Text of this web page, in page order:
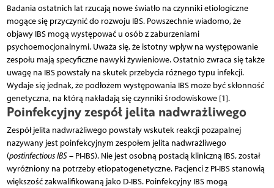
Badania ostatnich lat rzucają nowe światło na czynniki etiologiczne
mogące się przyczynić do rozwoju IBS. Powszechnie wiadomo, że
objawy IBS mogą występować u osób z zaburzeniami
psychoemocjonalnymi. Uważa się, że istotny wpływ na występowanie
zespołu mają specyficzne nawyki żywieniowe. Ostatnio zwraca się także
uwagę na IBS powstały na skutek przebycia różnego typu infekcji.
Wydaje się jednak, że podłożem występowania IBS może być skłonność
genetyczna, na którą nakładają się czynniki środowiskowe [1].
Poinfekcyjny zespół jelita nadwrażliwego
Zespół jelita nadwrażliwego powstały wskutek reakcji pozapalnej
nazywany jest poinfekcyjnym zespołem jelita nadwrażliwego
(postinfectious IBS– PI-IBS). Nie jest osobną postacią kliniczną IBS, został
wyróżniony na potrzeby etiopatogenetyczne. Pacjenci z PI-IBS stanowią
większość zakwalifikowaną jako D-IBS. Poinfekcyjny IBS mogą